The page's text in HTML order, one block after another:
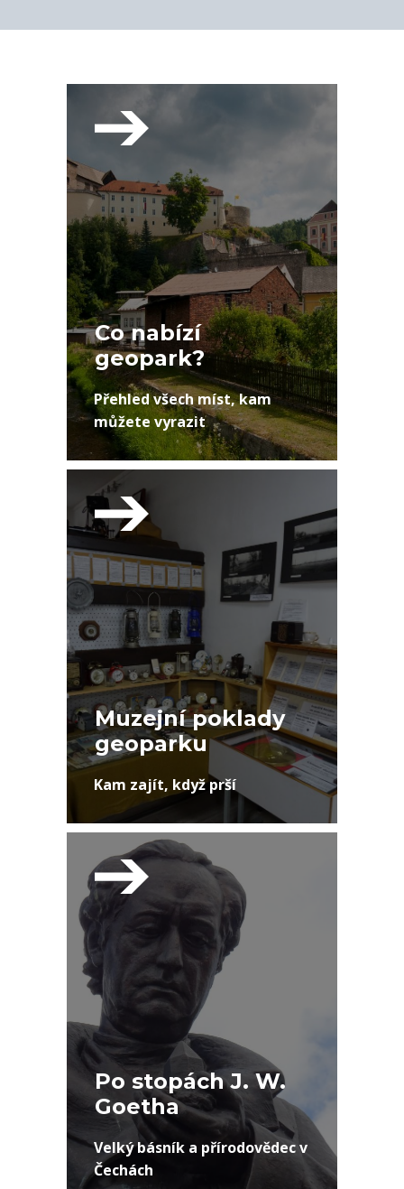
Co nabízí
geopark?
Přehled všech míst, kam
můžete vyrazit
Muzejní poklady
geoparku
Kam zajít, když prší
Po stopách J. W.
Goetha
Velký básník a přírodovědec v
Čechách